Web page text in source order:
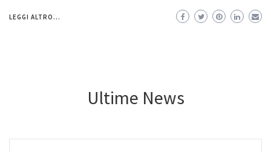
LEGGI ALTRO...
Ultime News